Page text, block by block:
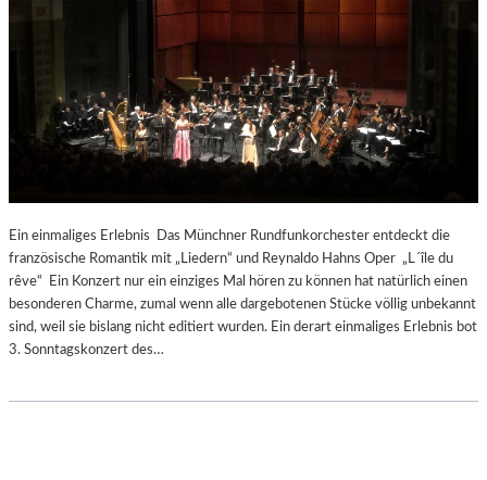
Ein einmaliges Erlebnis Das Münchner Rundfunkorchester entdeckt die
französische Romantik mit „Liedern“ und Reynaldo Hahns Oper „L´île du
rêve“ Ein Konzert nur ein einziges Mal hören zu können hat natürlich einen
besonderen Charme, zumal wenn alle dargebotenen Stücke völlig unbekannt
sind, weil sie bislang nicht editiert wurden. Ein derart einmaliges Erlebnis bot
3. Sonntagskonzert des…